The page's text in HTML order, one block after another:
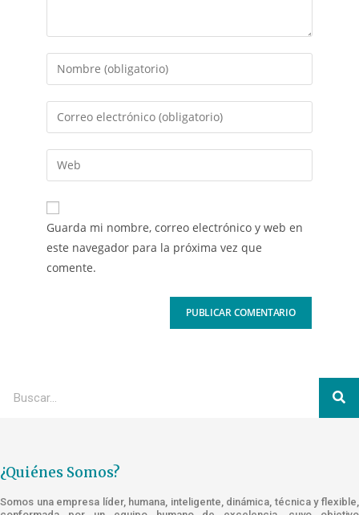
Guarda mi nombre, correo electrónico y web en
este navegador para la próxima vez que
comente.
¿Quiénes Somos?
Somos una empresa líder, humana, inteligente, dinámica, técnica y flexible,